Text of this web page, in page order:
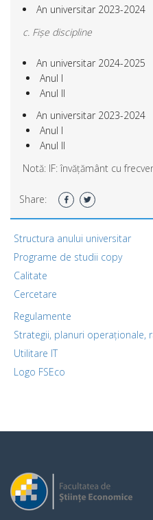
An universitar 2023-2024
c. Fișe discipline
An universitar 2024-2025
Anul I
Anul II
An universitar 2023-2024
Anul I
Anul II
Notă: IF: învățământ cu
Share:
Structura anului universitar
Programe de studii copy
Calitate
Cercetare
Regulamente
Strategii, planuri operaționale,
Utilitare IT
Logo FSEco